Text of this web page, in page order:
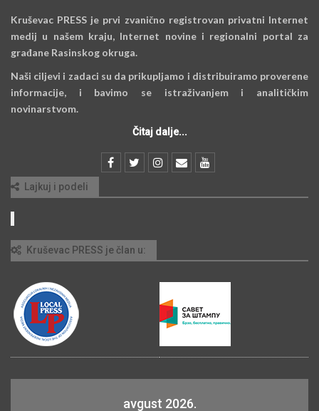
Kruševac PRESS je prvi zvanično registrovan privatni Internet
medij u našem kraju, Internet novine i regionalni portal za
građane Rasinskog okruga.
Naši ciljevi i zadaci su da prikupljamo i distribuiramo proverene
informacije, i bavimo se istraživanjem i analitičkim
novinarstvom.
Čitaj dalje...
Lajkuj i podeli
Kruševac PRESS je član u:
avgust 2026.